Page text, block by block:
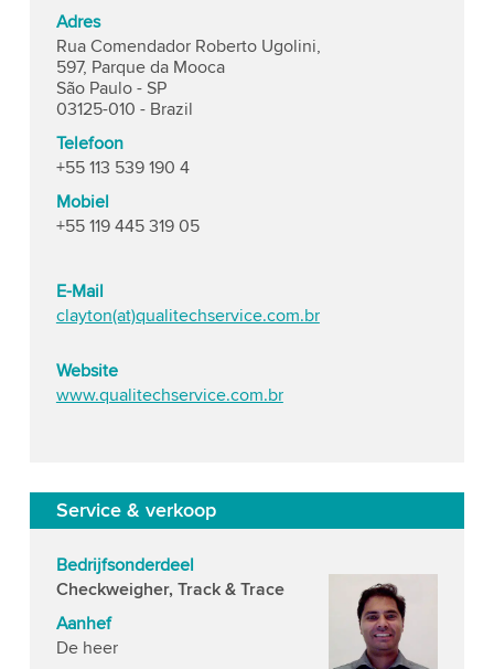
Adres
Rua Comendador Roberto Ugolini,
597, Parque da Mooca
São Paulo - SP
03125-010 - Brazil
Telefoon
+55 113 539 190 4
Mobiel
+55 119 445 319 05
E-Mail
clayton(at)qualitechservice.com.br
Website
www.qualitechservice.com.br
Service & verkoop
Bedrijfsonderdeel
Checkweigher, Track & Trace
Aanhef
De heer